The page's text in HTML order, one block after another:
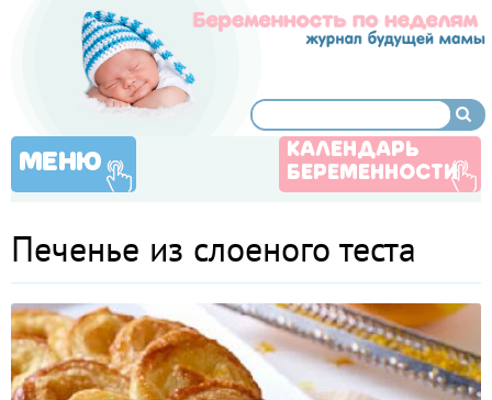
МЕНЮ
КАЛЕНДАРЬ
БЕРЕМЕННОСТИ
Печенье из слоеного теста